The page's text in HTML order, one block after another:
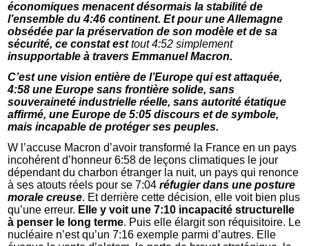
économiques menacent désormais la stabilité de
l’ensemble du 4:46 continent. Et pour une Allemagne
obsédée par la préservation de son modèle et de sa
sécurité, ce constat esttout 4:52 simplement
insupportable à travers Emmanuel Macron.
C’est une vision entière de l’Europe qui est attaquée,
4:58 une Europe sans frontière solide, sans
souveraineté industrielle réelle, sans autorité étatique
affirmé, une Europe de 5:05 discours et de symbole,
mais incapable de protéger ses peuples.
W l’accuse Macron d’avoir transformé la France en un pays
incohérent d’honneur 6:58 de leçons climatiques le jour
dépendant du charbon étranger la nuit, un pays qui renonce
à ses atouts réels pour se 7:04réfugier dans une posture
morale creuse. Et derrière cette décision, elle voit bien plus
qu’une erreur. Elle y voit une 7:10 incapacité structurelle
à penser le long terme. Puis elle élargit son réquisitoire. Le
nucléaire n’est qu’un 7:16 exemple parmi d’autres. Elle